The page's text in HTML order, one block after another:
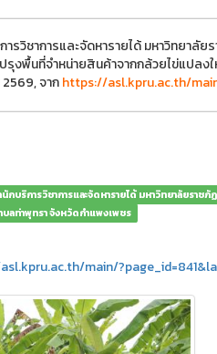
ารวิชาการและจัดหารายได้ มหาวิทยาลั
รุงพื้นที่จำหน่ายสินค้าจากกล้วยไข่แปล
จากhttps://asl.kpru.ac.th/
กบริการวิชาการและจัดหารายได้ มหาวิทยาลัยราช
ลท่าพุทรา จังหวัดกำแพงเพชร
main/